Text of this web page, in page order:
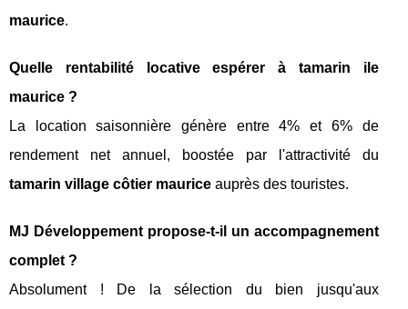
maurice.
Quelle rentabilité locative espérer à tamarin ile
maurice ?
La location saisonnière génère entre 4% et 6% de
rendement net annuel, boostée par l'attractivité du
tamarin village côtier maurice auprès des touristes.
MJ Développement propose-t-il un accompagnement
complet ?
Absolument ! De la sélection du bien jusqu'aux